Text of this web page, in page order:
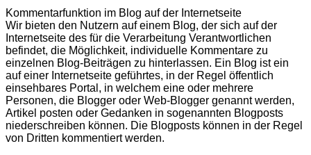
Kommentarfunktion im Blog auf der Internetseite
Wir bieten den Nutzern auf einem Blog, der sich auf der
Internetseite des für die Verarbeitung Verantwortlichen
befindet, die Möglichkeit, individuelle Kommentare zu
einzelnen Blog-Beiträgen zu hinterlassen. Ein Blog ist ein
auf einer Internetseite geführtes, in der Regel öffentlich
einsehbares Portal, in welchem eine oder mehrere
Personen, die Blogger oder Web-Blogger genannt werden,
Artikel posten oder Gedanken in sogenannten Blogposts
niederschreiben können. Die Blogposts können in der Regel
von Dritten kommentiert werden.